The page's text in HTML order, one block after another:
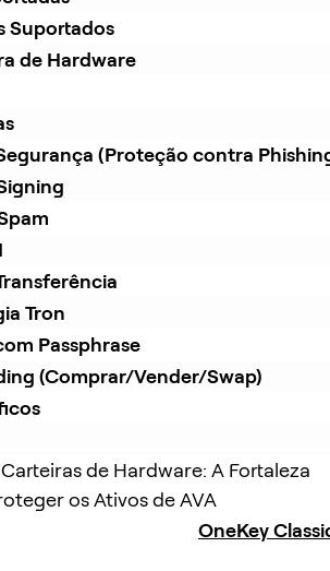
Suportados
de Hardware
(Proteção contra
Tron
Passphrase
(Comprar/Vender/Swap)
de Hardware: A Fortaleza
os Ativos de AVA
OneKey